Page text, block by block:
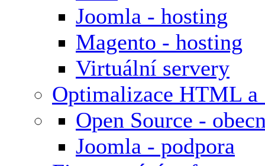
Joomla - hosting
Magento - hosting
Virtuální servery
Optimalizace HTML a
Open Source -
Joomla - podpora